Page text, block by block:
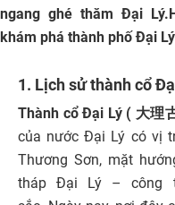
ngang ghé thăm Đại
khám phá thành phố Đại
1. Lịch sử thành cổ
Thành cổ Đại Lý ( 大理
của nước Đại Lý có vị
Thương Sơn, mặt
tháp Đại Lý – công